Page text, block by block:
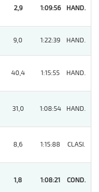
2,9 1:09:56 HAND.
9,0 1:22:39 HAND.
40,4 1:15:55 HAND.
31,0 1:08:54 HAND.
8,6 1:15:88 CLASI.
1,8 1:08:21 COND.